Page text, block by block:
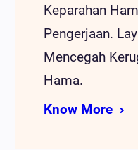
Keparahan
Pengerjaan.
Mencegah
Hama.
Know More